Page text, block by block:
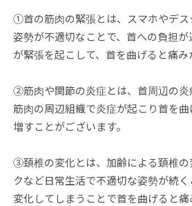
①首の筋肉の緊張とは、スマホやデス
姿勢が不適切なことで、首への負担
が緊張を起こして、首を曲げると痛み
②筋肉や関節の炎症とは、首周辺の炎
筋肉の周辺組織で炎症が起こり首を
増すことがございます。
③頚椎の変化とは、加齢による頚椎の
クなど日常生活で不適切な姿勢が続
変化してしまうことで首を曲げると